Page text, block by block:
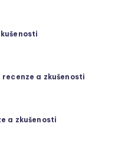
recenze a zkušenosti
a zkušenosti